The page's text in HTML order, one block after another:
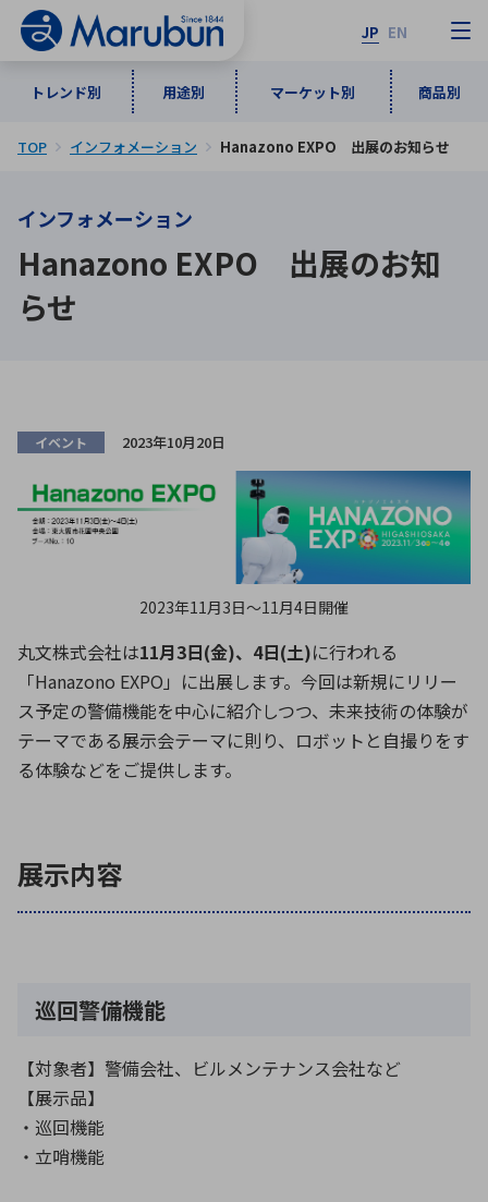
JP EN
トレンド別 用途別 マーケット別 商品別
トレンド別
インダストリアルDXソリューション
ロボティクス（AI）
データセンタ・クラウド
ミリ波レーダー
ブログ｜ここから始まる最新技術
用途別
通信・ネットワーク
品質管理・検査
接着・接合
製品製造・加工
レーダ・衛星通信
マーケット別
自動車 産業
民生 医療
商品別
半導体・電子部品 ソフトウェア
ICTソリューション 組立・ロボティクス
レーザー・光学部品 組込コンピュータ
特定用途向け・その他 サービス
メーカ一覧
あ行
アルファベット順
A B C
D
G
H
K
L
T
U
V W
X
Y
TOP インフォメーション Hanazono EXPO 出展のお知らせ
インフォメーション
Hanazono EXPO 出展のお知
らせ
イベント 2023年10月20日
2023年11月3日〜11月4日開催
丸文株式会社は11月3日(金)、4日(土)に行われる
「Hanazono EXPO」に出展します。今回は新規にリリー
ス予定の警備機能を中心に紹介しつつ、未来技術の体験が
テーマである展示会テーマに則り、ロボットと自撮りをす
る体験などをご提供します。
展示内容
巡回警備機能
【対象者】警備会社、ビルメンテナンス会社など
【展示品】
・巡回機能
・立哨機能